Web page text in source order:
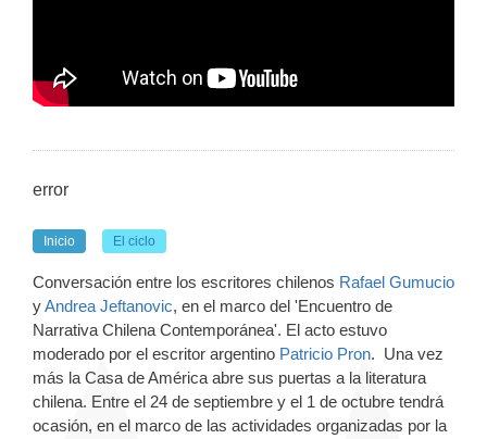
error
Inicio El ciclo
Conversación entre los escritores chilenos Rafael Gumucio
yAndrea Jeftanovic, en el marco del 'Encuentro de
Narrativa Chilena Contemporánea'. El acto estuvo
moderado por el escritor argentino Patricio Pron. Una vez
más la Casa de América abre sus puertas a la literatura
chilena. Entre el 24 de septiembre y el 1 de octubre tendrá
ocasión, en el marco de las actividades organizadas por la